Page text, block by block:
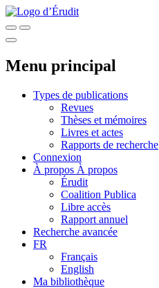
Menu principal
Types de publications
Revues
Thèses et mémoires
Livres et actes
Rapports de recherche
Connexion
À propos À propos
Érudit
Coalition Publica
Libre accès
Rapport annuel
Recherche avancée
FR
Français
English
Ma bibliothèque